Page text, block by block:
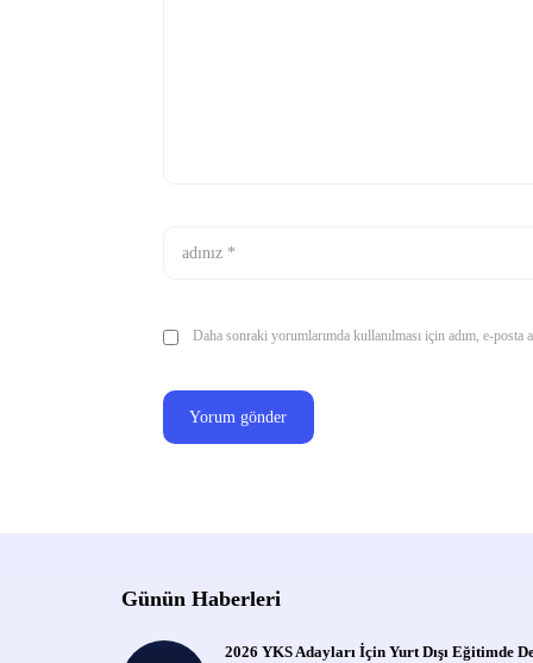
Daha sonraki yorumlarımda kullanılması için adım, e-posta
Günün Haberleri
2026 YKS Adayları İçin Yurt Dışı Eğitimde